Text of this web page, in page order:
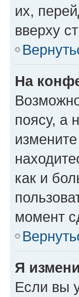
их,
вверху
На
поясу, а
как и
момент
Я
Если вы